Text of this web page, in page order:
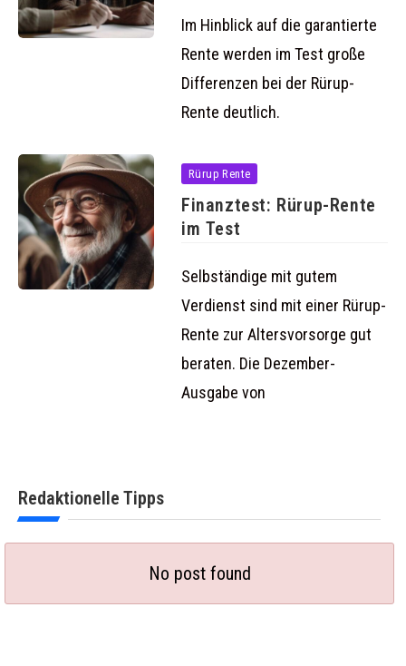
Im Hinblick auf die garantierte
Rente werden im Test große
Differenzen bei der Rürup-
Rente deutlich.
Rürup Rente
Finanztest: Rürup-Rente
im Test
Selbständige mit gutem
Verdienst sind mit einer Rürup-
Rente zur Altersvorsorge gut
beraten. Die Dezember-
Ausgabe von
Redaktionelle Tipps
No post found